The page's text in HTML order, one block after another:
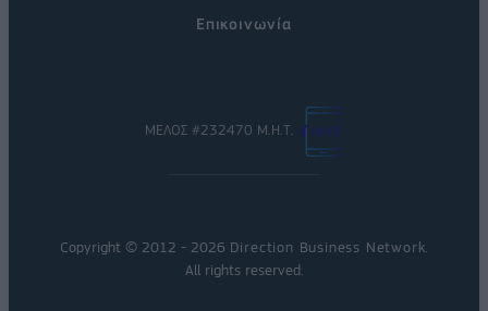
Επικοινωνία
ΜΕΛΟΣ #232470 Μ.Η.Τ.
Copyright © 2012 - 2026 Direction Business Network
All rights reserved.